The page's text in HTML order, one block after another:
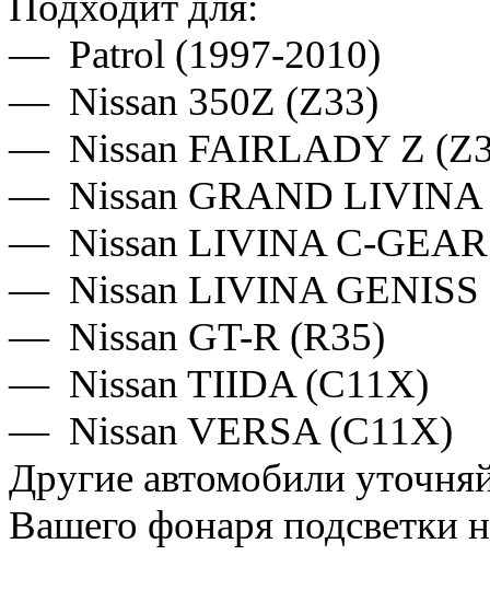
— Patrol (1997-2010)
— Nissan 350Z (Z33)
— Nissan FAIRLADY Z
— Nissan GRAND LIVINA
— Nissan LIVINA C-
— Nissan LIVINA GENISS
— Nissan GT-R (R35)
— Nissan TIIDA (C11X)
— Nissan VERSA (C11X)
Другие автомобили
Вашего фонаря подсветки